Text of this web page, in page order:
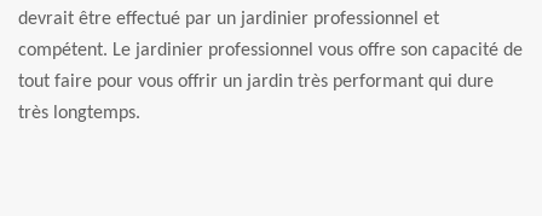
devrait être effectué par un jardinier professionnel et
compétent. Le jardinier professionnel vous offre son capacité de
tout faire pour vous offrir un jardin très performant qui dure
très longtemps.